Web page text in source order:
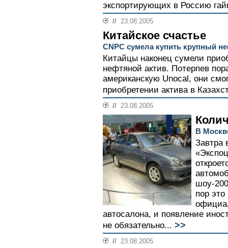
экспортирующих в Россию
// 23.08.2005
Китайское счастье
CNPC сумела купить крупный
Китайцы наконец сумели
нефтяной актив. Потерпев
американскую Unocal, они
приобретении актива в
// 23.08.2005
В
Завтра
шоу-
пор
автосалона, и появление
не обязательно... >>
// 23.08.2005